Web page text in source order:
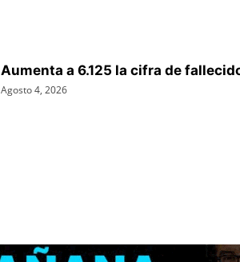
Aumenta a 6.125 la cifra de
Agosto 4, 2026